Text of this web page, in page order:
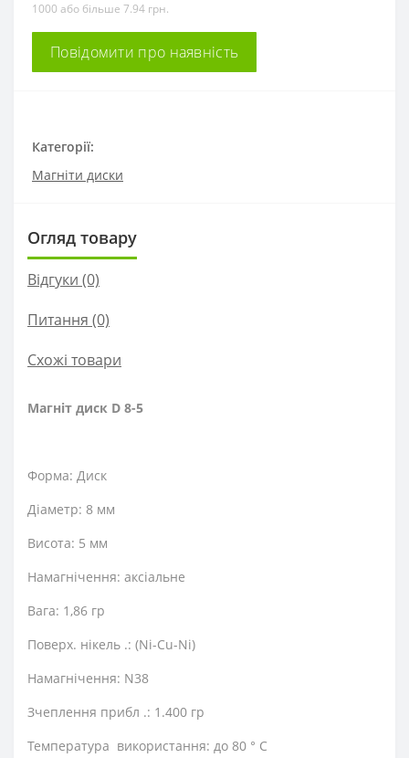
1000 або більше 7.94 грн.
Повідомити про наявність
Категорії:
Магніти диски
Огляд товару
Відгуки (0)
Питання (0)
Схожі товари
Магніт диск D 8-5
Форма: Диск
Діаметр: 8 мм
Висота: 5 мм
Намагнічення: аксіальне
Вага: 1,86 гр
Поверх. нікель .: (Ni-Cu-Ni)
Намагнічення: N38
Зчеплення прибл .: 1.400 гр
Температура використання: до 80 ° C